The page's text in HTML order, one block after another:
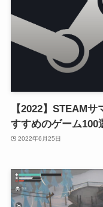
【2022】STEAM
すすめのゲーム100
2022年6月25日